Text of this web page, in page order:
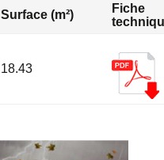
Surface (m²)
Fiche
18.43